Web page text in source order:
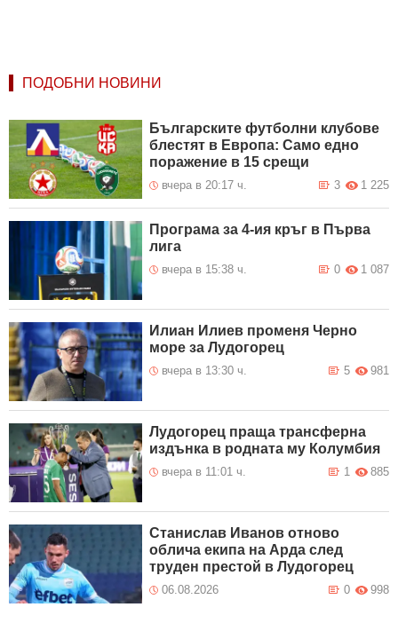
ПОДОБНИ НОВИНИ
Българските футболни клубове
блестят в Европа: Само едно
поражение в 15 срещи
вчера в 20:17 ч. 1 225
3
Програма за 4-ия кръг в Първа
лига
вчера в 15:38 ч. 1 087
0
Илиан Илиев променя Черно
море за Лудогорец
вчера в 13:30 ч. 981
5
Лудогорец праща трансферна
издънка в родната му Колумбия
вчера в 11:01 ч. 885
1
Станислав Иванов отново
облича екипа на Арда след
труден престой в Лудогорец
06.08.2026 998
0